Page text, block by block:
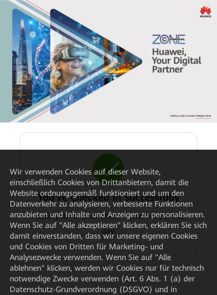
You've Checked In Successfully
Thank you for your check-in and have a nice
day.
Wir verwenden Cookies auf dieser Website,
einschließlich Cookies von Drittanbietern, damit die
Website ordnungsgemäß funktioniert und um den
Datenverkehr zu analysieren, verbesserte Funktionen
anzubieten und Inhalte und Anzeigen zu personalisieren.
Wenn Sie auf "Alle akzeptieren" klicken, erklären Sie sich
damit einverstanden, dass wir unsere eigenen Cookies
und Cookies von Dritten für Marketing- und
Analysezwecke verwenden. Wenn Sie auf "Alle
ablehnen" klicken, werden wir Cookies nur für technisch
notwendige Zwecke verwenden (Art. 6 Abs. 1 (a) der
Datenschutz-Grundverordnung (DSGVO) und in